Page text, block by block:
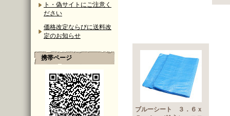
ト・偽サイトにご注意く
ださい
価格改定ならびに送料改
定のお知らせ
携帯ページ
ブルーシート ３．６ｘ